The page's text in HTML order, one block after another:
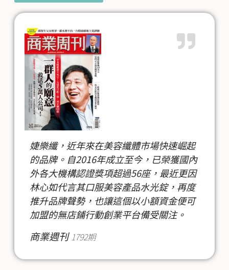
婕樂纖，近年來在美容纖體市場快速崛起
的品牌。自2016年成立至今，已榮獲國內
外各大機構認證獎項超過56座，最近更因
林心如代言其口服美容產品水光錠，再度
推升品牌聲勢，也讓這個以小額資金便可
加盟的無店鋪行動創業平台備受關注。
商業週刊 1792期